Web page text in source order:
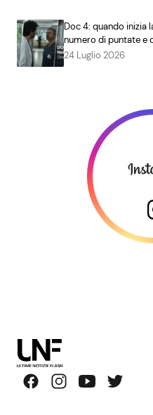
Doc 4: quando inizia
numero di puntate e
24 Luglio 2026